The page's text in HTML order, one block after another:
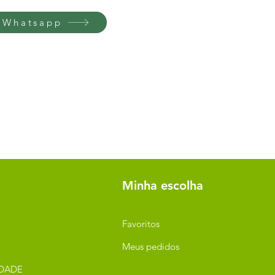
Minha escolha
Favoritos
Meus pedidos